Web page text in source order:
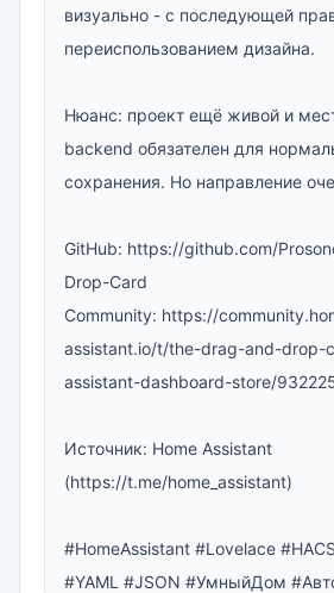
визуально - с последующей
переиспользованием дизайна.
Нюанс: проект ещё живой и
backend обязателен для
сохранения. Но направление
GitHub: https://github.com/
Drop-Card
Community: https://
assistant.io/t/the-drag-and-drop-
assistant-dashboard-store/
Источник: Home Assistant
(https://t.me/home_assistant)
#HomeAssistant #Lovelace
#YAML #JSON #УмныйДом